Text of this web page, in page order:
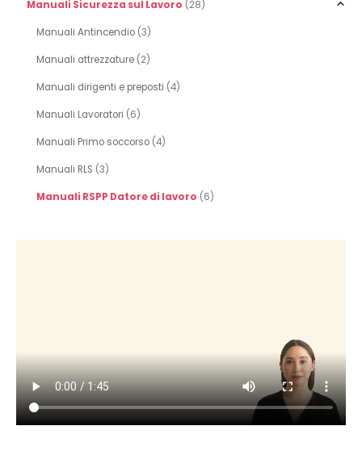
Manuali Sicurezza sul Lavoro (28)
Manuali Antincendio (3)
Manuali attrezzature (2)
Manuali dirigenti e preposti (4)
Manuali Lavoratori (6)
Manuali Primo soccorso (4)
Manuali RLS (3)
Manuali RSPP Datore di lavoro (6)